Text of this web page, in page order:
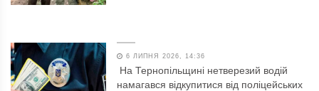
6 ЛИПНЯ 2026, 14:36
На Тернопільщині нетверезий водій
намагався відкупитися від поліцейських